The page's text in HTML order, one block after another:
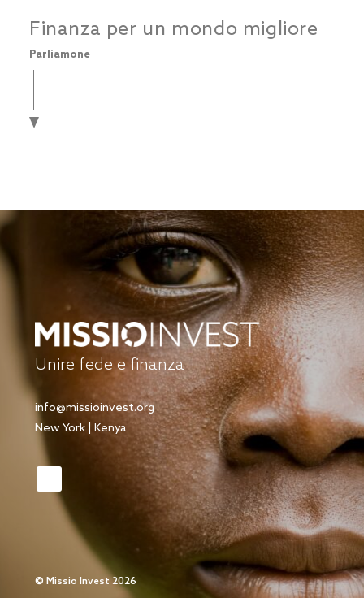
Finanza per un mondo migliore
Parliamone
Unire fede e finanza
info@missioinvest.org
New York | Kenya
© Missio Invest 2026